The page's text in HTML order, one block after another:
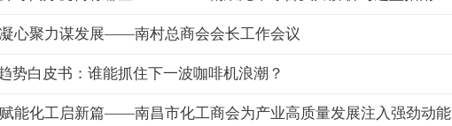
心聚力谋发展——南村总商会会长工作会议
势白皮书：谁能抓住下一波咖啡机浪潮？
凝心聚力促发展 赋能化工启新篇——南昌市化工商会为产业高质量发展注入强劲动能